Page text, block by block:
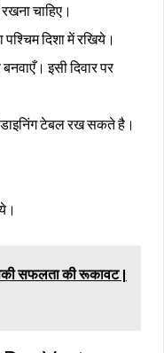
चाहिए।
दिशा में रखिये।
इसी दिवार पर
डाइनिंग टेबल रख सकते है।
सफलता की रूकावट |